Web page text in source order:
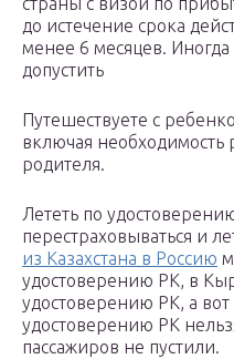
до истечение срока
менее 6 месяцев.
допустить
Путешествуете с
включая необходимость
родителя.
Лететь по
перестраховываться и
из Казахстана в Россию
удостоверению РК, в
удостоверению РК, а
удостоверению РК
пассажиров не пустили.